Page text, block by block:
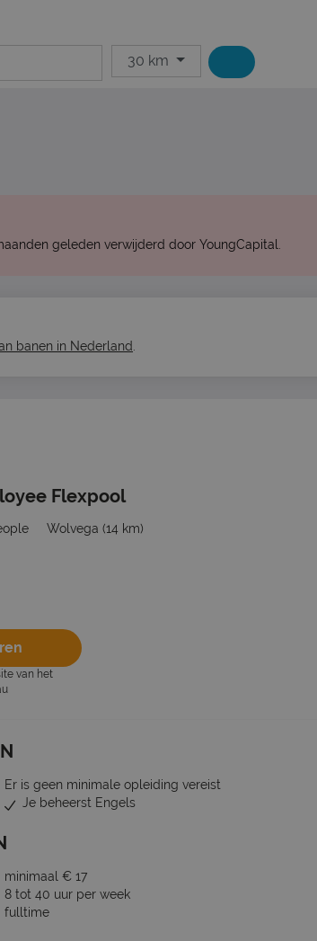
30 km
geleden verwijderd door YoungCapital.
banen in Nederland
Flexpool
Wolvega (14 km)
van het
Er is geen minimale opleiding vereist
Je beheerst Engels
minimaal € 17
8 tot 40 uur per week
fulltime